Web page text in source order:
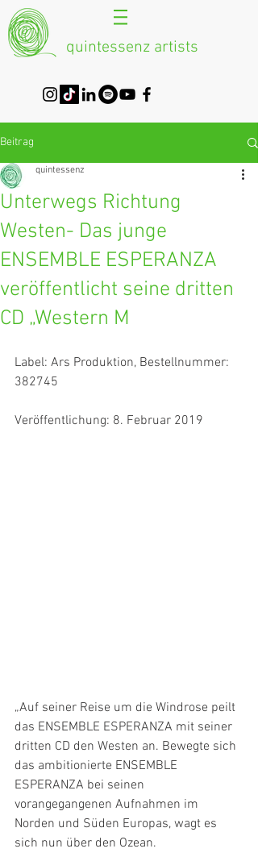
quintessenz artists
Beitrag
Unterwegs Richtung
Westen- Das junge
ENSEMBLE ESPERANZA
veröffentlicht seine dritten
CD „Western M
quintessenz
Label: Ars Produktion, Bestellnummer:
382745
Veröffentlichung: 8. Februar 2019
„Auf seiner Reise um die Windrose peilt
das ENSEMBLE ESPERANZA mit seiner
dritten CD den Westen an. Bewegte sich
das ambitionierte ENSEMBLE
ESPERANZA bei seinen
vorangegangenen Aufnahmen im
Norden und Süden Europas, wagt es
sich nun über den Ozean.